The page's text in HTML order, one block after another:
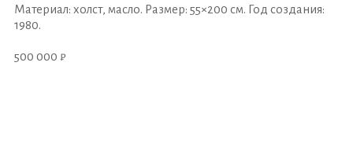
Материал: холст, масло. Размер: 55×200 см. Год создания:
1980.
500 000 ₽